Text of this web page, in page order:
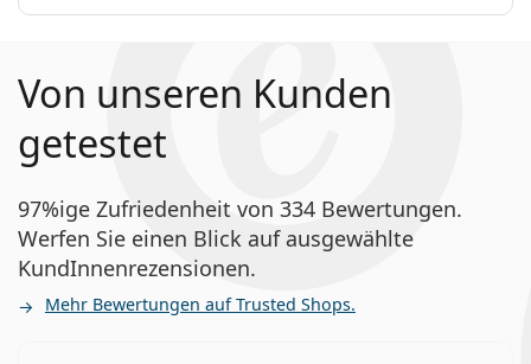
Von unseren Kunden
getestet
97%ige Zufriedenheit von 334 Bewertungen.
Werfen Sie einen Blick auf ausgewählte
KundInnenrezensionen.
Mehr Bewertungen auf Trusted Shops.